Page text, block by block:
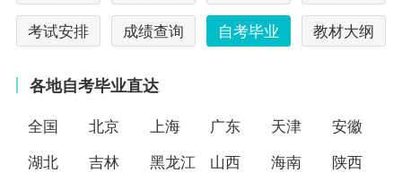
考试安排
成绩查询 自考毕业 教材大纲
各地自考毕业直达
全国 北京 上海 广东 天津
安徽
湖北
吉林 黑龙江 山西 海南
陕西